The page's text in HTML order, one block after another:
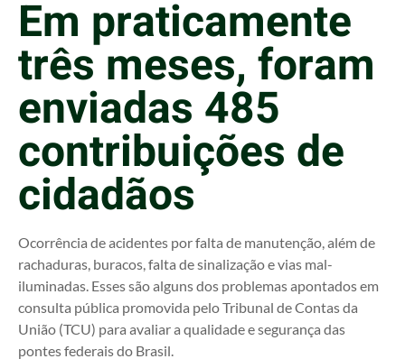
Em praticamente
três meses, foram
enviadas 485
contribuições de
cidadãos
Ocorrência de acidentes por falta de manutenção, além de
rachaduras, buracos, falta de sinalização e vias mal-
iluminadas. Esses são alguns dos problemas apontados em
consulta pública promovida pelo Tribunal de Contas da
União (TCU) para avaliar a qualidade e segurança das
pontes federais do Brasil.